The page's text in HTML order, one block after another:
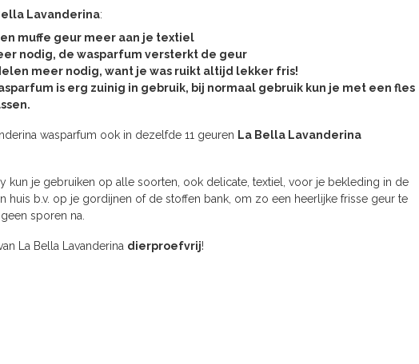
Lavanderina:
muffe geur meer aan je textiel
nodig, de wasparfum versterkt de geur
meer nodig, want je was ruikt altijd lekker fris!
is erg zuinig in gebruik, bij normaal gebruik kun je met een fles
wasparfum ook in dezelfde 11 geuren La Bella Lavanderina
kun je gebruiken op alle soorten, ook delicate, textiel, voor je bekleding in de
huis b.v. op je gordijnen of de stoffen bank, om zo een heerlijke frisse geur te
sporen na.
La Bella Lavanderina dierproefvrij!